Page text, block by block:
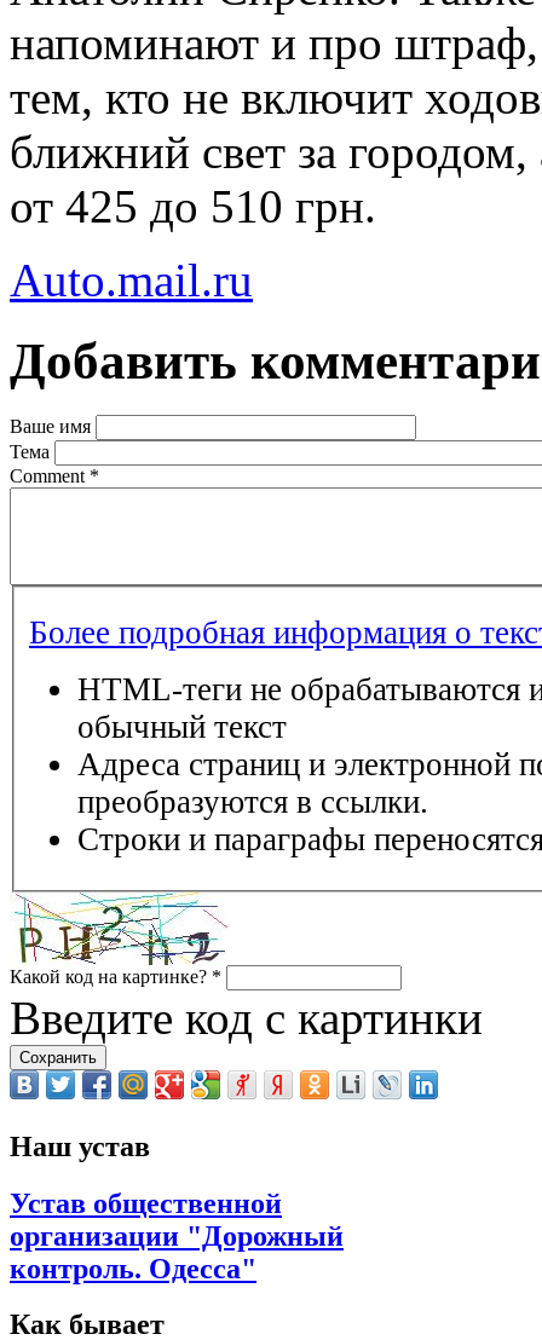
напоминают и про штраф,
тем, кто не включит
ближний свет за городом,
от 425 до 510 грн.
Auto.mail.ru
Добавить
Ваше имя
Тема
Comment *
Более подробная информация о
HTML-теги не обрабатываются
обычный текст
Адреса страниц и электронной
преобразуются в ссылки.
Строки и параграфы
Какой код на картинке? *
Введите код с картинки
Наш устав
Устав общественной
организации "Дорожный
контроль. Одесса"
Как бывает